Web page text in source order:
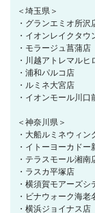
＜埼玉県＞
・グランエミオ所沢
・イオンレイクタウ
・モラージュ菖蒲店
・川越アトレマルヒ
・浦和パルコ店
・ルミネ大宮店
・イオンモール川口
＜神奈川県＞
・大船ルミネウィン
・イトーヨーカドー
・テラスモール湘南
・ラスカ平塚店
・横須賀モアーズシ
・ビナウォーク海老
・横浜ジョイナス店